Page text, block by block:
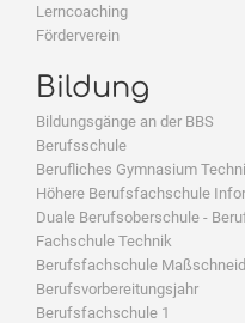
Lerncoaching
Förderverein
Bildung
Bildungsgänge an der BBS
Berufsschule
Berufliches Gymnasium
Höhere Berufsfachschule
Duale Berufsoberschule -
Fachschule Technik
Berufsfachschule
Berufsvorbereitungsjahr
Berufsfachschule 1